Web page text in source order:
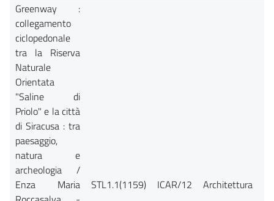
Greenway :
collegamento
ciclopedonale
tra la Riserva
Naturale
Orientata
"Saline di
Priolo" e la città
di Siracusa : tra
paesaggio,
natura e
archeologia /
Enza Maria
STL1.1(1159) ICAR/12 Architettura